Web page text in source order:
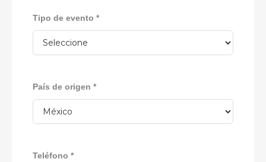
Tipo de evento *
País de origen *
Teléfono *